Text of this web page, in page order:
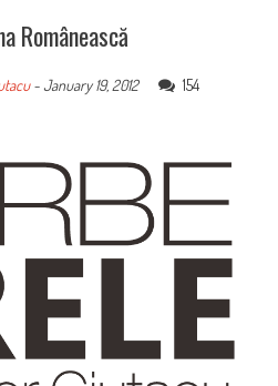
Românească
-January 19, 2012
154